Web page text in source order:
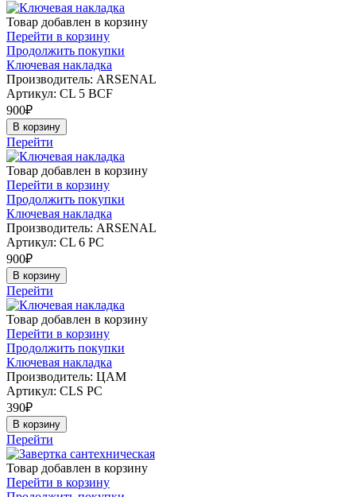
Товар добавлен в корзину
Перейти в корзину
Продолжить покупки
Ключевая накладка
Производитель: ARSENAL
Артикул: CL 5 BCF
900₽
В корзину
Перейти
Товар добавлен в корзину
Перейти в корзину
Продолжить покупки
Ключевая накладка
Производитель: ARSENAL
Артикул: CL 6 PC
900₽
В корзину
Перейти
Товар добавлен в корзину
Перейти в корзину
Продолжить покупки
Ключевая накладка
Производитель: ЦАМ
Артикул: CLS PC
390₽
В корзину
Перейти
Товар добавлен в корзину
Перейти в корзину